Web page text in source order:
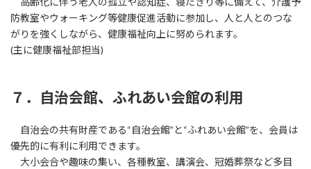
防教室やウォーキング等健康促進活動に参加し、人と人とのつな
がりを強くしながら、健康福祉向上に努められます。
(主に健康福祉部担当)
７．自治会館、ふれあい会館の利用
自治会の共有財産である“自治会館”と“ふれあい会館”を、会員は
優先的に有利に利用できます。
大小会合や趣味の集い、各種教室、講演会、冠婚葬祭など多目